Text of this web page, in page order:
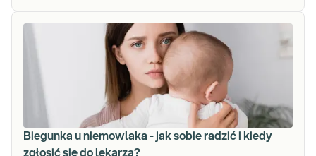
Biegunka u niemowlaka - jak sobie radzić i kiedy
zgłosić się do lekarza?